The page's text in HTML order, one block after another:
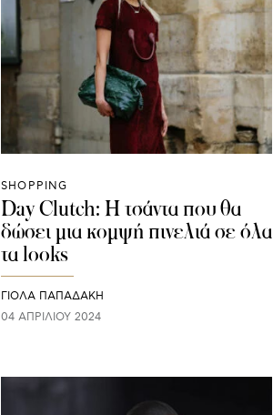
SHOPPING
Day Clutch: Η τσάντα που θα
δώσει μια κομψή πινελιά σε όλα
τα looks
ΓΙΌΛΑ ΠΑΠΑΔΆΚΗ
04 ΑΠΡΙΛΊΟΥ 2024